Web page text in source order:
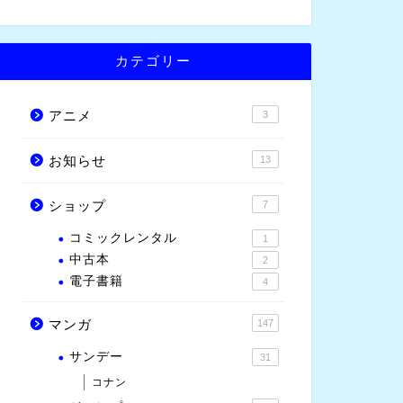
カテゴリー
アニメ 3
お知らせ 13
ショップ 7
コミックレンタル 1
中古本 2
電子書籍 4
マンガ 147
サンデー 31
コナン